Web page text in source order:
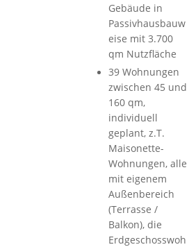
Gebäude in
Passivhausbauw
eise mit 3.700
qm Nutzfläche
39 Wohnungen
zwischen 45 und
160 qm,
individuell
geplant, z.T.
Maisonette-
Wohnungen, alle
mit eigenem
Außenbereich
(Terrasse /
Balkon), die
Erdgeschosswoh